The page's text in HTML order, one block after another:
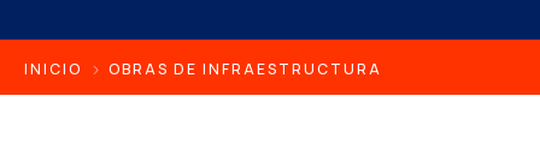
INICIO OBRAS DE INFRAESTRUCTURA